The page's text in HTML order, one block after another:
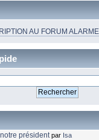
AU FORUM
président par Isa